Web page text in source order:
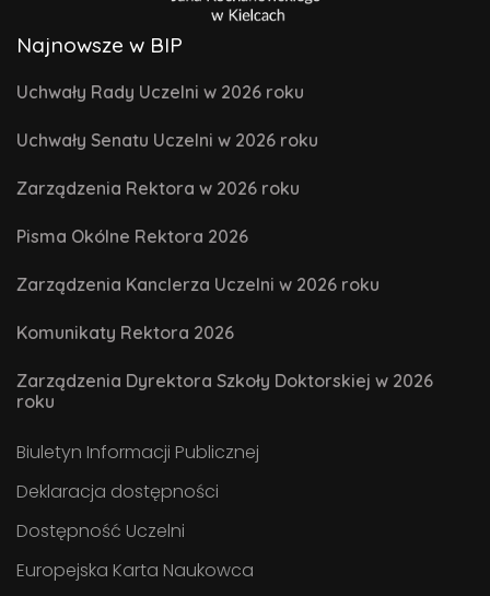
Najnowsze w BIP
Uchwały Rady Uczelni w 2026 roku
Uchwały Senatu Uczelni w 2026 roku
Zarządzenia Rektora w 2026 roku
Pisma Okólne Rektora 2026
Zarządzenia Kanclerza Uczelni w 2026 roku
Komunikaty Rektora 2026
Zarządzenia Dyrektora Szkoły Doktorskiej w 2026
roku
Biuletyn Informacji Publicznej
Deklaracja dostępności
Dostępność Uczelni
Europejska Karta Naukowca